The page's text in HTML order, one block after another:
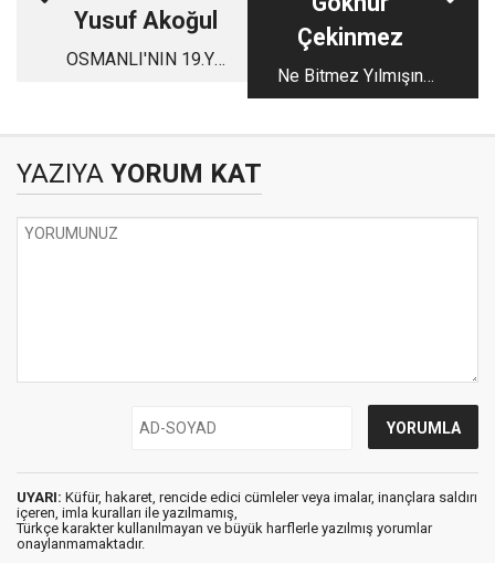
Yusuf Akoğul
OSMANLI'NIN 19.YY
Çekinmez
Ne Bitmez Yılmışın
Be 2020!
YAZIYA YORUM KAT
UYARI: Küfür, hakaret, rencide edici cümleler veya imalar, inançlara saldırı
içeren, imla kuralları ile yazılmamış,
Türkçe karakter kullanılmayan ve büyük harflerle yazılmış yorumlar
onaylanmamaktadır.